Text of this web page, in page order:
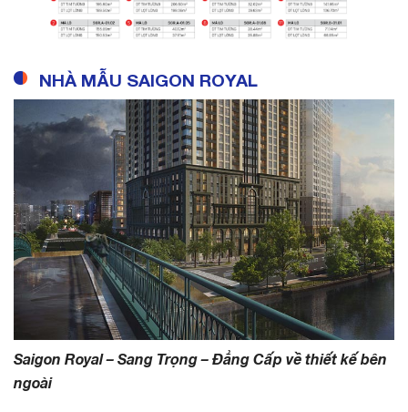
NHÀ MẪU SAIGON ROYAL
Saigon Royal – Sang Trọng – Đẳng Cấp về thiết kế bên
ngoài